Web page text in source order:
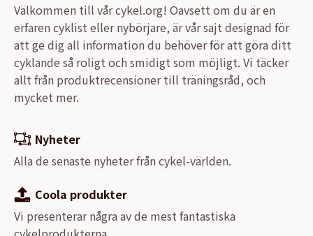
Välkommen till vår cykel.org! Oavsett om du är en
erfaren cyklist eller nybörjare, är vår sajt designad för
att ge dig all information du behöver för att göra ditt
cyklande så roligt och smidigt som möjligt. Vi täcker
allt från produktrecensioner till träningsråd, och
mycket mer.
Nyheter
Alla de senaste nyheter från cykel-världen.
Coola produkter
Vi presenterar några av de mest fantastiska